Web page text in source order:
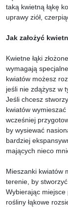
taką kwietną łąkę
uprawy ziół,
Jak założyć
Kwietne łąki
wymagają
kwiatów możesz
jeśli nie zdążysz w
Jeśli chcesz
kwiatów
wcześniej
by wysiewać
bardziej
mających nieco
Mieszanki kwiatów
terenie, by
Wybierając
rośliny łąkowe